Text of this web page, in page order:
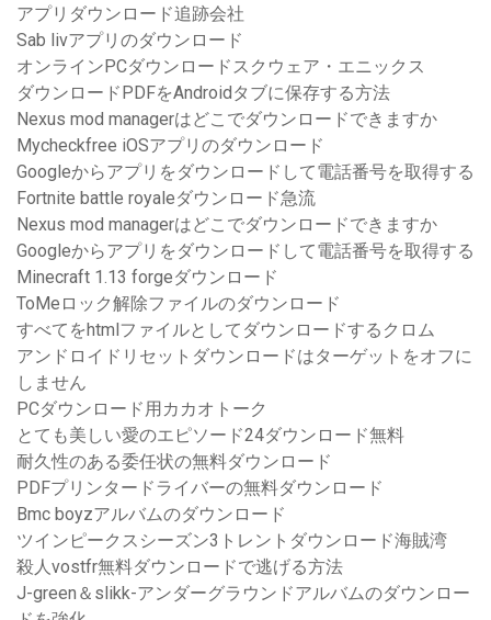
アプリダウンロード追跡会社
Sab livアプリのダウンロード
オンラインPCダウンロードスクウェア・エニックス
ダウンロードPDFをAndroidタブに保存する方法
Nexus mod managerはどこでダウンロードできますか
Mycheckfree iOSアプリのダウンロード
Googleからアプリをダウンロードして電話番号を取得する
Fortnite battle royaleダウンロード急流
Nexus mod managerはどこでダウンロードできますか
Googleからアプリをダウンロードして電話番号を取得する
Minecraft 1.13 forgeダウンロード
ToMeロック解除ファイルのダウンロード
すべてをhtmlファイルとしてダウンロードするクロム
アンドロイドリセットダウンロードはターゲットをオフに
しません
PCダウンロード用カカオトーク
とても美しい愛のエピソード24ダウンロード無料
耐久性のある委任状の無料ダウンロード
PDFプリンタードライバーの無料ダウンロード
Bmc boyzアルバムのダウンロード
ツインピークスシーズン3トレントダウンロード海賊湾
殺人vostfr無料ダウンロードで逃げる方法
J-green＆slikk-アンダーグラウンドアルバムのダウンロー